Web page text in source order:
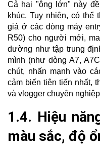
Cả hai "ông lớn" này
khúc. Tuy nhiên, có
giá ở các dòng máy
R50) cho người mới,
dường như tập trung
mình (như dòng A7,
chút, nhấn mạnh vào
cảm biến tiên tiến nhất,
và vlogger chuyên
1.4. Hiệu
màu sắc, độ